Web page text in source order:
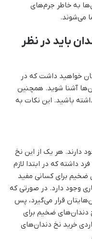
به خاطر جرم‌های
می‌شوند.
باید در نظر
خواهید داشت که در
آن‌ها آشنا شوید. همچنین
باشید. این نکات به
دارند. هر یک از این نخ
داشته که در ابتدا لازم
ضخیم برای کسانی مفید
وجود دارد. در صورتی که
قرار می‌گیرد، پس
دندان‌های ضخیم برای
خرید نخ دندان‌های